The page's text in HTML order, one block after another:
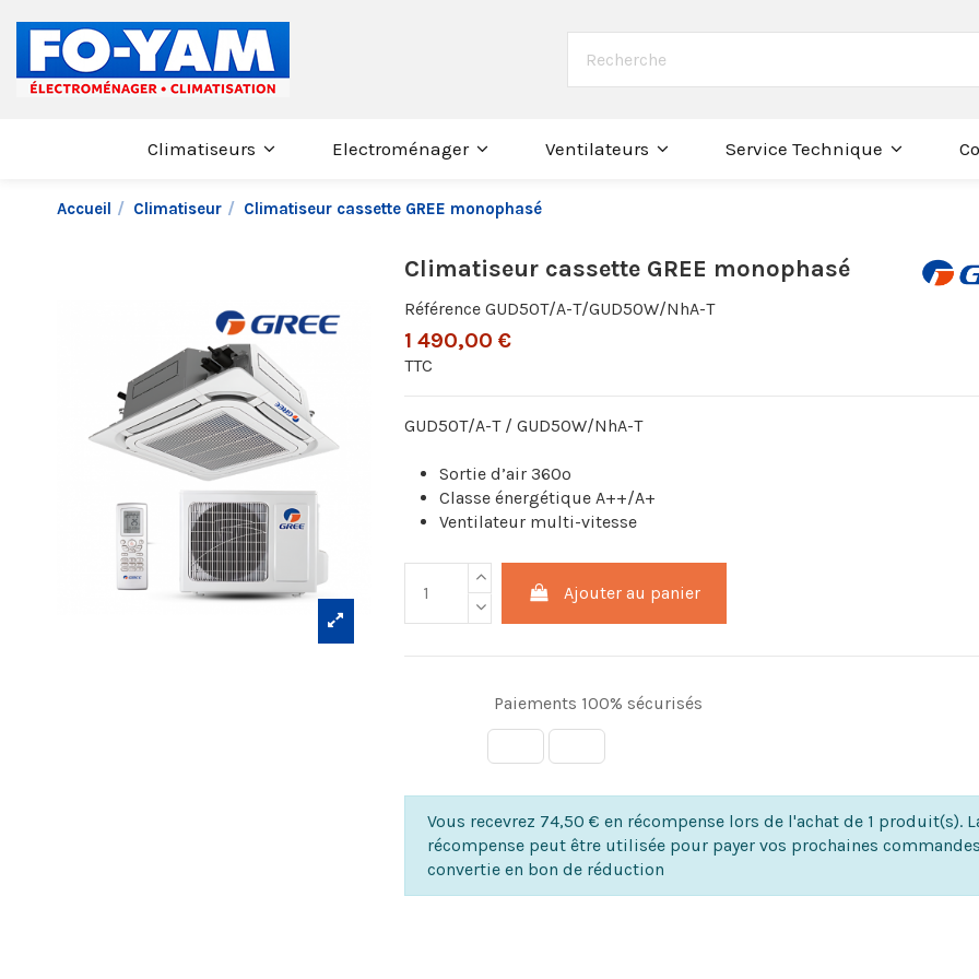
Climatiseurs Electroménager Ventilateurs Service Technique
Accueil Climatiseur Climatiseur cassette GREE monophasé
Climatiseur cassette GREE monophasé
Référence GUD50T/A-T/GUD50W/NhA-T
1 490,00 €
TTC
GUD50T/A-T / GUD50W/NhA-T
Sortie d’air 360º
Classe énergétique A++/A+
Ventilateur multi-vitesse
Ajouter au panier
Paiements 100% sécurisés
Vous recevrez 74,50 € en récompense lors de l'achat de 1 produit(s).
récompense peut être utilisée pour payer vos prochaines
convertie en bon de réduction